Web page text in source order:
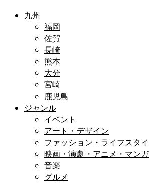
九州
福岡
佐賀
長崎
熊本
大分
宮崎
鹿児島
ジャンル
イベント
アート・デザイン
ファッション・ライフスタ
映画・演劇・アニメ・マンガ
音楽
グルメ